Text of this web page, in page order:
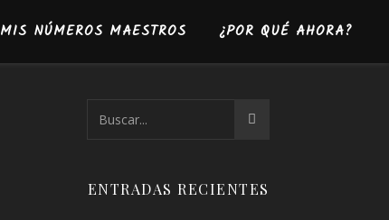
MIS NÚMEROS MAESTROS ¿POR QUÉ AHORA?
ENTRADAS RECIENTES